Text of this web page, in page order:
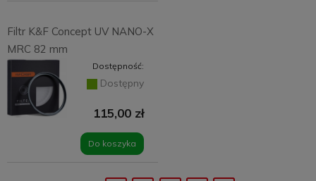
Filtr K&F Concept UV NANO-X
MRC 82 mm
Dostępność:
Dostępny
115,00 zł
Do koszyka